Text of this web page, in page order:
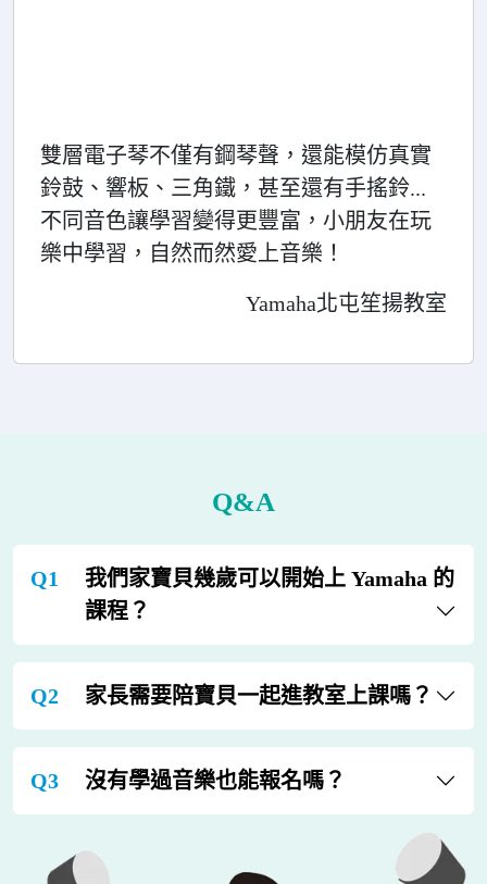
雙層電子琴不僅有鋼琴聲，還能模仿真實
鈴鼓、響板、三角鐵，甚至還有手搖鈴...
不同音色讓學習變得更豐富，小朋友在玩
樂中學習，自然而然愛上音樂！
Yamaha北屯笙揚教室
Q&A
Q1
我們家寶貝幾歲可以開始上 Yamaha 的
課程？
Q2 家長需要陪寶貝一起進教室上課嗎？
Q3 沒有學過音樂也能報名嗎？